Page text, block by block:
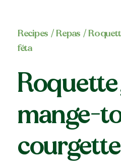
Recipes /Repas /
féta
mange-